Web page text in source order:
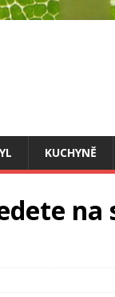
KUCHYNĚ